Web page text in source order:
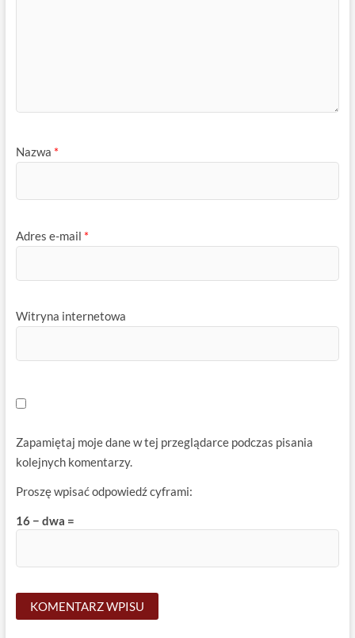
Nazwa *
Adres e-mail *
Witryna internetowa
Zapamiętaj moje dane w tej przeglądarce podczas pisania
kolejnych komentarzy.
Proszę wpisać odpowiedź cyframi:
16 − dwa =